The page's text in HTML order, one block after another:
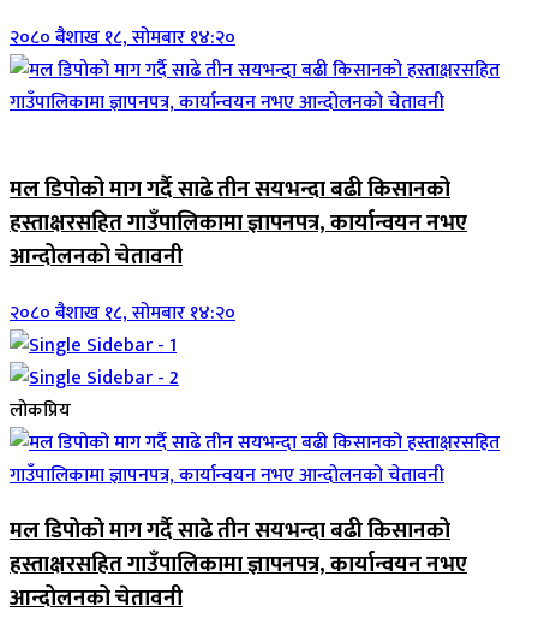
२०८० बैशाख १८, सोमबार १४:२०
मल डिपोको माग गर्दै साढे तीन सयभन्दा बढी किसानको
हस्ताक्षरसहित गाउँपालिकामा ज्ञापनपत्र, कार्यान्वयन नभए
आन्दोलनको चेतावनी
२०८० बैशाख १८, सोमबार १४:२०
लोकप्रिय
मल डिपोको माग गर्दै साढे तीन सयभन्दा बढी किसानको
हस्ताक्षरसहित गाउँपालिकामा ज्ञापनपत्र, कार्यान्वयन नभए
आन्दोलनको चेतावनी